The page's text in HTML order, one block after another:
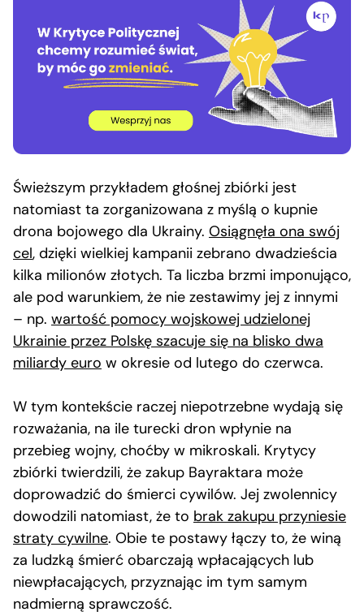
Świeższym przykładem głośnej zbiórki jest
natomiast ta zorganizowana z myślą o kupnie
drona bojowego dla Ukrainy. Osiągnęła ona swój
cel, dzięki wielkiej kampanii zebrano dwadzieścia
kilka milionów złotych. Ta liczba brzmi imponująco,
ale pod warunkiem, że nie zestawimy jej z innymi
– np. wartość pomocy wojskowej udzielonej
Ukrainie przez Polskę szacuje się na blisko dwa
miliardy euro w okresie od lutego do czerwca.
W tym kontekście raczej niepotrzebne wydają się
rozważania, na ile turecki dron wpłynie na
przebieg wojny, choćby w mikroskali. Krytycy
zbiórki twierdzili, że zakup Bayraktara może
doprowadzić do śmierci cywilów. Jej zwolennicy
dowodzili natomiast, że to brak zakupu przyniesie
straty cywilne. Obie te postawy łączy to, że winą
za ludzką śmierć obarczają wpłacających lub
niewpłacających, przyznając im tym samym
nadmierną sprawczość.